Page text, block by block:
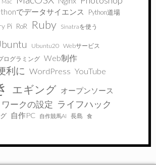
でデータサイエンス Python道場
Pi RoR Ruby Sinatraを使う
Ubuntu20 Webサービス
ログラミング Web制作
利に WordPress YouTube
エギング オープンソース
ークの設定 ライフハック
自作PC 自作競馬AI 長島 食